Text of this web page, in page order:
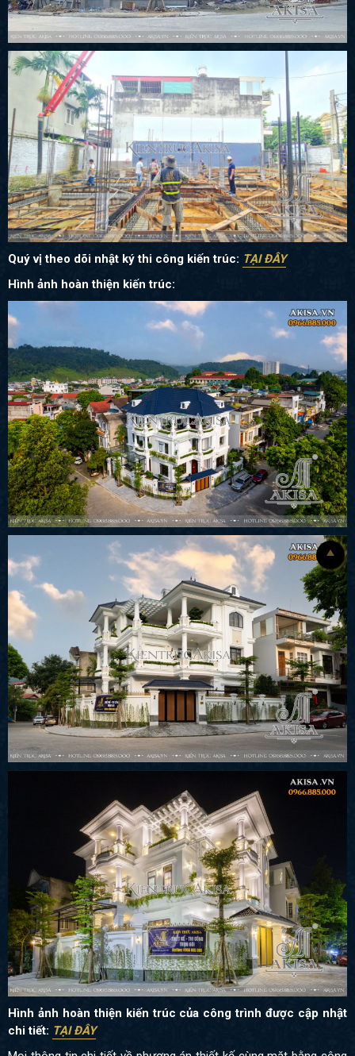
Quý vị theo dõi nhật ký thi công kiến trúc: TẠI ĐÂY
Hình ảnh hoàn thiện kiến trúc:
Hình ảnh hoàn thiện kiến trúc của công trình được cập nhật
chi tiết: TẠI ĐÂY